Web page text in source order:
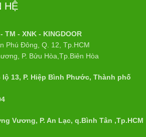
HỆ
TM - XNK - KINGDOOR
Phú Đông, Q. 12, Tp.HCM
P. Bửu Hòa,Tp.Biên Hòa
lộ 13, P. Hiệp Bình Phước, Thành phố
Vương, P. An Lạc, q.Bình Tân ,Tp.HCM